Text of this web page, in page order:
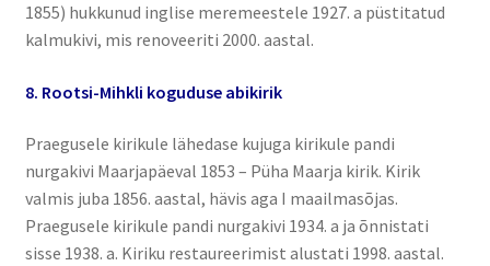
1855) hukkunud inglise meremeestele 1927. a püstitatud
kalmukivi, mis renoveeriti 2000. aastal.
8. Rootsi-Mihkli koguduse abikirik
Praegusele kirikule lähedase kujuga kirikule pandi
nurgakivi Maarjapäeval 1853 – Püha Maarja kirik. Kirik
valmis juba 1856. aastal, hävis aga I maailmasõjas.
Praegusele kirikule pandi nurgakivi 1934. a ja õnnistati
sisse 1938. a. Kiriku restaureerimist alustati 1998. aastal.